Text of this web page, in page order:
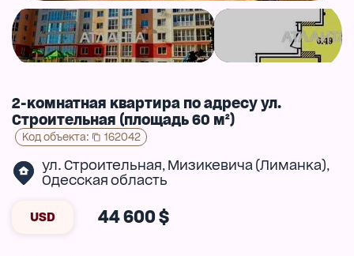
2-комнатная квартира по адресу ул.
Строительная (площадь 60 м²)
Код объекта: 162042
ул. Строительная, Мизикевича (Лиманка),
Одесская область
USD 44 600 $